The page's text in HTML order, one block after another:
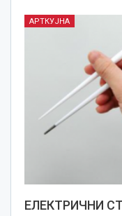
АРТКУЈНА
ЕЛЕКТРИЧНИ